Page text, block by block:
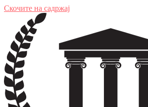
Скочите на садржај